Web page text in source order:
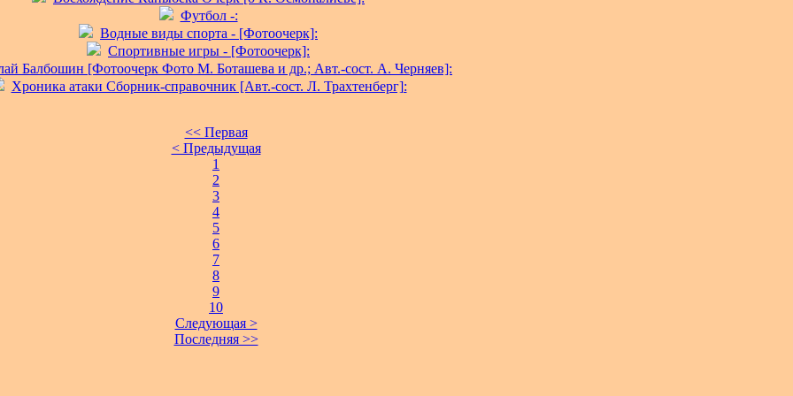
Футбол -:
Водные виды спорта - [Фотоочерк]:
Спортивные игры - [Фотоочерк]:
Балбошин [Фотоочерк Фото М. Боташева и др.; Авт.-сост. А. Черняев]:
Хроника атаки Сборник-справочник [Авт.-сост. Л. Трахтенберг]:
<< Первая
< Предыдущая
1
2
3
4
5
6
7
8
9
10
Следующая >
Последняя >>